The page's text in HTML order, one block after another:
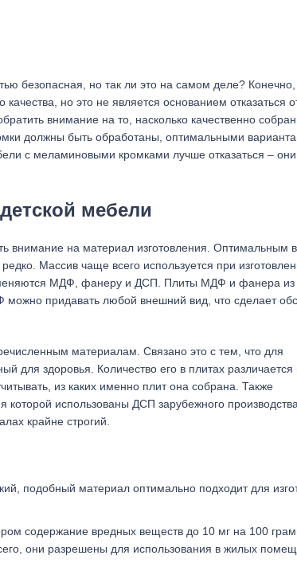
безопасная, но так ли это на самом деле? Конечно,
но это не является основанием отказаться
внимание на то, насколько качественно
должны быть обработаны, оптимальными
с меламиновыми кромками лучше отказаться –
мебели
внимание на материал изготовления. Оптимальным
Массив чаще всего используется при
МДФ, фанеру и ДСП. Плиты МДФ и фанера из
придавать любой внешний вид, что сделает
материалам. Связано это с тем, что для
для здоровья. Количество его в плитах различается
из каких именно плит она собрана. Также
которой использованы ДСП зарубежного
крайне строгий.
подобный материал оптимально подходит для
содержание вредных веществ до 10 мг на 100
они разрешены для использования в жилых